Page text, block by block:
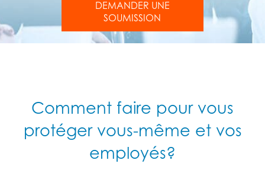
DEMANDER UNE
SOUMISSION
Comment faire pour vous
protéger vous-même et vos
employés?